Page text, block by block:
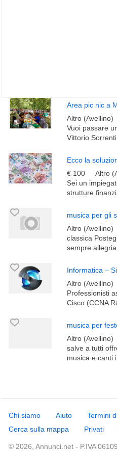
Area pic nic a
Altro (Avellino)
Vuoi passare
Vittorio
Ecco la
€ 100
Altro
Sei un
strutture
musica per gli
Altro (Avellino)
classica
sempre
Informatica –
Altro (Avellino)
Professionisti
Cisco (CCNA
musica per
Altro (Avellino)
salve a tutti
musica e canti
Chi siamo Aiuto Termini
Cerca sulla mappa
Privati
© 2026, Annunci.net - P.IVA